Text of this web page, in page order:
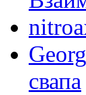
Georg
свапа